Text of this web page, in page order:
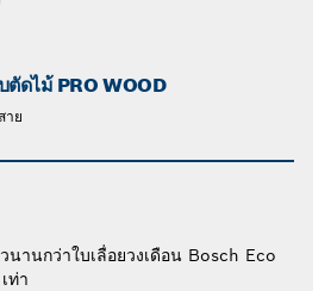
ตัดไม้ PRO WOOD
าย
นานกว่าใบเลื่อยวงเดือน Bosch Eco
ท่า